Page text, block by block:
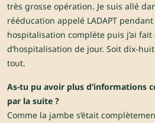
très grosse opération. Je suis allé
rééducation appelé LADAPT
hospitalisation complète puis j’ai
d’hospitalisation de jour. Soit dix-
tout.
As-tu pu avoir plus d’informations
par la suite ?
Comme la jambe s’était